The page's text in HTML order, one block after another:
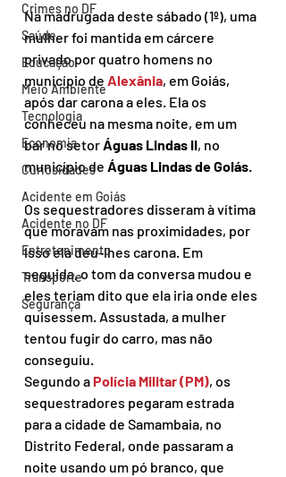
Crimes no DF
Saúde
Educação
Meio Ambiente
Tecnologia
Economia
Curiosidades
Acidente em Goiás
Acidente no DF
Entretenimento
Transporte
Segurança
Na madrugada deste sábado (1º), uma
mulher foi mantida em cárcere
privado por quatro homens no
município de Alexânia, em Goiás,
após dar carona a eles. Ela os
conheceu na mesma noite, em um
bar no setor Águas Lindas II, no
município de Águas Lindas de Goiás.
Os sequestradores disseram à vítima
que moravam nas proximidades, por
isso ela deu-lhes carona. Em
seguida, o tom da conversa mudou e
eles teriam dito que ela iria onde eles
quisessem. Assustada, a mulher
tentou fugir do carro, mas não
conseguiu.
Segundo a Polícia Militar (PM), os
sequestradores pegaram estrada
para a cidade de Samambaia, no
Distrito Federal, onde passaram a
noite usando um pó branco, que